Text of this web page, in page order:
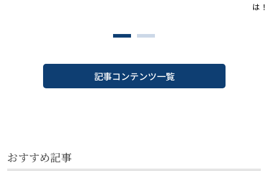
おすすめ記事
は
記事コンテンツ一覧